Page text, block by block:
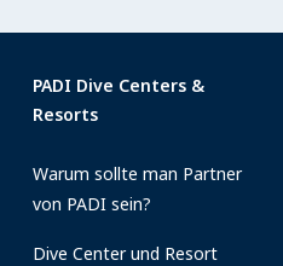
PADI Dive Centers &
Resorts
Warum sollte man Partner
von PADI sein?
Dive Center und Resort